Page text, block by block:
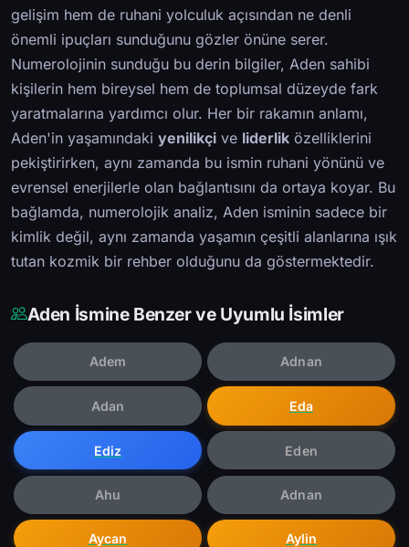
gelişim hem de ruhani yolculuk açısından ne denli
önemli ipuçları sunduğunu gözler önüne serer.
Numerolojinin sunduğu bu derin bilgiler, Aden sahibi
kişilerin hem bireysel hem de toplumsal düzeyde fark
yaratmalarına yardımcı olur. Her bir rakamın anlamı,
Aden'in yaşamındaki yenilikçi ve liderlik özelliklerini
pekiştirirken, aynı zamanda bu ismin ruhani yönünü ve
evrensel enerjilerle olan bağlantısını da ortaya koyar. Bu
bağlamda, numerolojik analiz, Aden isminin sadece bir
kimlik değil, aynı zamanda yaşamın çeşitli alanlarına ışık
tutan kozmik bir rehber olduğunu da göstermektedir.
Aden İsmine Benzer ve Uyumlu İsimler
Adem Adnan
Adan Eda
Ediz Eden
Ahu Adnan
Aycan Aylin